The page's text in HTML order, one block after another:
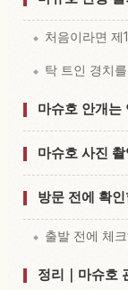
처음이라면 제
탁 트인 경치
마슈호 안개는
마슈호 사진
방문 전에 확인
출발 전에 체
정리｜마슈호